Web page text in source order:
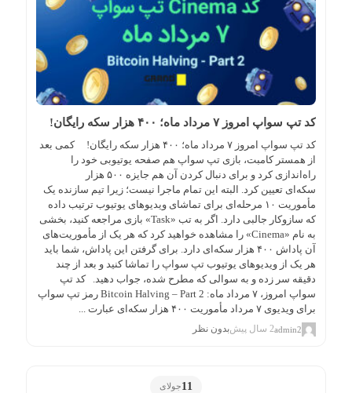
کد تپ سواپ امروز ۷ مرداد ماه؛ ۴۰۰ هزار سکه رایگان!
کد تپ سواپ امروز ۷ مرداد ماه؛ ۴۰۰ هزار سکه رایگان! کمی بعد
از همستر کامبت، بازی تپ سواپ هم صفحه یوتیوبی خود را
راه‌اندازی کرد و برای دنبال کردن آن هم جایزه ۵۰۰ هزار
سکه‌ای تعیین کرد. البته این تمام ماجرا نیست؛ زیرا تیم سازنده یک
مأموریت ۱۰ مرحله‌ای برای تماشای ویدیوهای یوتیوب ترتیب داده
که سازوکار جالبی دارد. اگر به تب «Task» بازی مراجعه کنید، بخشی
به نام «Cinema» را مشاهده خواهید کرد که هر یک از مأموریت‌های
آن پاداش ۴۰۰ هزار سکه‌ای دارد. برای گرفتن این پاداش، شما باید
هر یک از ویدیو‌های یوتیوب تپ سواپ را تماشا کنید و بعد از چند
دقیقه سر زده و به سوالی که مطرح شده، جواب دهید. کد تپ
سواپ امروز، ۷ مرداد ماه: Bitcoin Halving – Part 2 رمز تپ سواپ
برای ویدیوی ۷ مرداد مأموریت ۴۰۰ هزار سکه‌ای عبارت ...
admin22 سال پیش بدون نظر
11جولای